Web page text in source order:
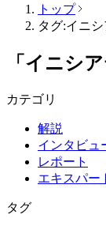
トップ
タグ:イニ
「イニシ
カテゴリ
解説
インタビュ
レポート
エキスパー
タグ